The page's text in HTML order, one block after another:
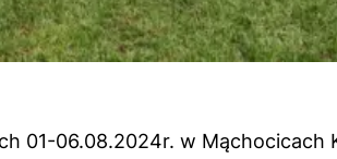
01-06.08.2024r. w Mąchocicach